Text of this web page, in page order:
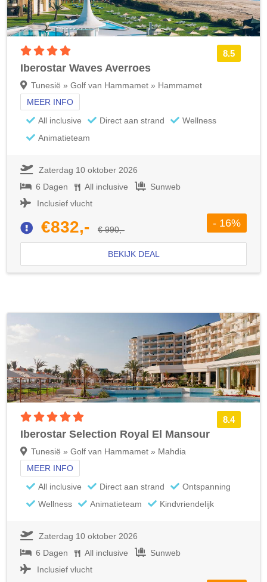
8.5
Iberostar Waves Averroes
Tunesië » Golf van Hammamet » Hammamet
MEER INFO
All inclusive
Direct aan strand
Wellness
Animatieteam
Zaterdag 10 oktober 2026
6 Dagen
All inclusive
Sunweb
Inclusief vlucht
€832,- € 990,-
- 16%
BEKIJK DEAL
8.4
Iberostar Selection Royal El Mansour
Tunesië » Golf van Hammamet » Mahdia
MEER INFO
All inclusive
Direct aan strand
Ontspanning
Wellness
Animatieteam Kindvriendelijk
Zaterdag 10 oktober 2026
6 Dagen
All inclusive
Sunweb
Inclusief vlucht